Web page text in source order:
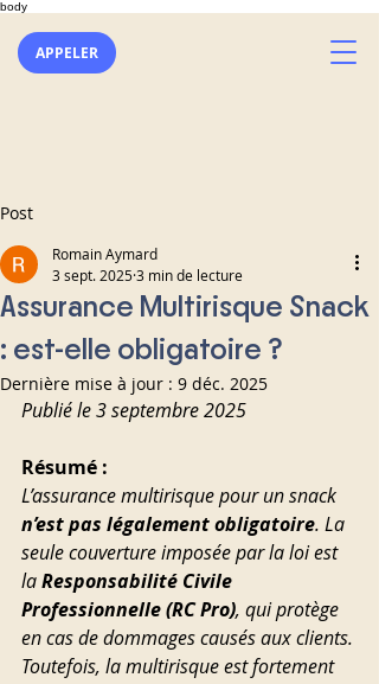
body
APPELER
Post
Assurance Multirisque Snack
: est-elle obligatoire ?
Romain Aymard
3 sept. 20253 min de lecture
Dernière mise à jour : 9 déc. 2025
Publié le 3 septembre 2025
Résumé :
L’assurance multirisque pour un snack
n’est pas légalement obligatoire. La
seule couverture imposée par la loi est
la Responsabilité Civile
Professionnelle (RC Pro), qui protège
en cas de dommages causés aux clients.
Toutefois, la multirisque est fortement